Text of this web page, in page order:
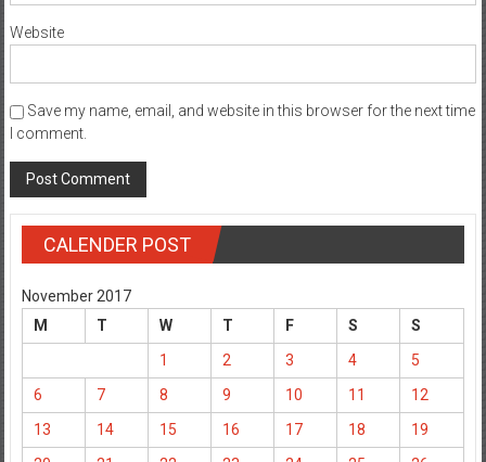
Website
Save my name, email, and website in this browser for the next time
I comment.
CALENDER POST
November 2017
M
T W T F S
S
1
2 3 4
5
6
7 8 9 10 11
12
13
14 15 16 17 18
19